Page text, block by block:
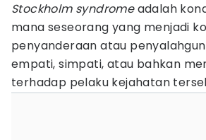
Stockholm syndromeadalah
mana seseorang yang menjadi
penyanderaan atau
empati, simpati, atau bahkan
terhadap pelaku kejahatan